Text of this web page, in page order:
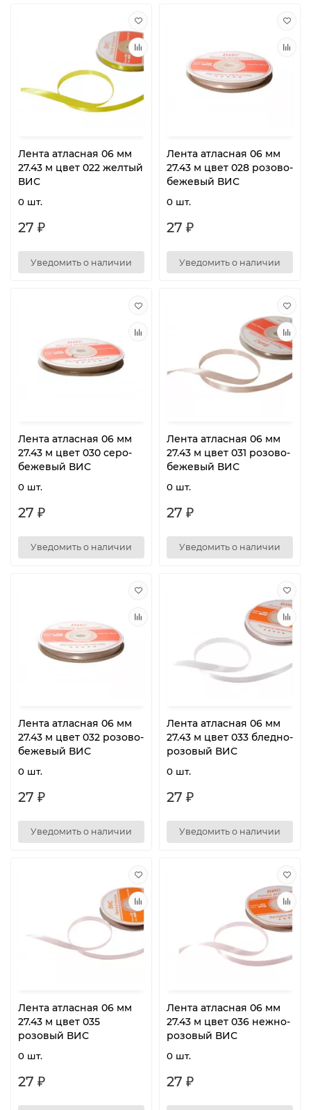
Лента атласная 06 мм
27.43 м цвет 022 желтый
ВИС
0 шт.
27 ₽
Уведомить о наличии
Лента атласная 06 мм
27.43 м цвет 028 розово-
бежевый ВИС
0 шт.
27 ₽
Уведомить о наличии
Лента атласная 06 мм
27.43 м цвет 030 серо-
бежевый ВИС
0 шт.
27 ₽
Уведомить о наличии
Лента атласная 06 мм
27.43 м цвет 031 розово-
бежевый ВИС
0 шт.
27 ₽
Уведомить о наличии
Лента атласная 06 мм
27.43 м цвет 032 розово-
бежевый ВИС
0 шт.
27 ₽
Уведомить о наличии
Лента атласная 06 мм
27.43 м цвет 033 бледно-
розовый ВИС
0 шт.
27 ₽
Уведомить о наличии
Лента атласная 06 мм
27.43 м цвет 035
розовый ВИС
0 шт.
27 ₽
Лента атласная 06 мм
27.43 м цвет 036 нежно-
розовый ВИС
0 шт.
27 ₽